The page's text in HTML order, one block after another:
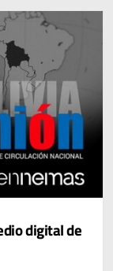
digital de